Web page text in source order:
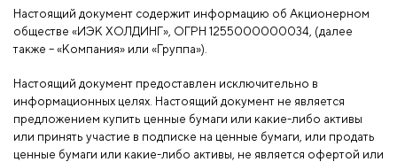
Настоящий документ содержит информацию об Акционерном
обществе «ИЭК ХОЛДИНГ», ОГРН 1255000000034, (далее
также – «Компания» или «Группа»).
Настоящий документ предоставлен исключительно в
информационных целях. Настоящий документ не является
предложением купить ценные бумаги или какие-либо активы
или принять участие в подписке на ценные бумаги, или продать
ценные бумаги или какие-либо активы, не является офертой или